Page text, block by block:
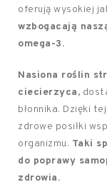
oferują wysokiej
wzbogacają
omega-3.
Nasiona roślin
ciecierzyca,
błonnika. Dzięki
zdrowe posiłki
organizmu. Taki
do poprawy
zdrowia.